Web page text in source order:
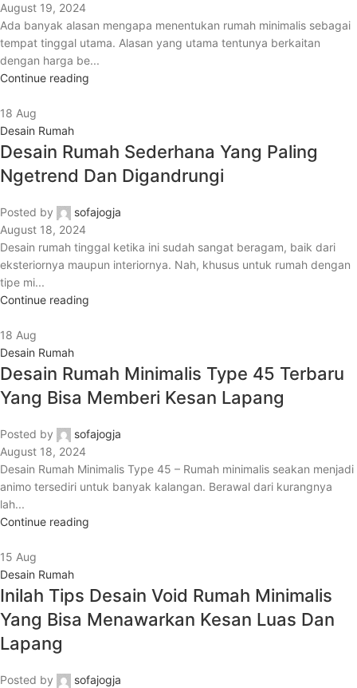
August 19, 2024
Ada banyak alasan mengapa menentukan rumah minimalis sebagai
tempat tinggal utama. Alasan yang utama tentunya berkaitan
dengan harga be...
Continue reading
18 Aug
Desain Rumah
Desain Rumah Sederhana Yang Paling
Ngetrend Dan Digandrungi
Posted by
sofajogja
August 18, 2024
Desain rumah tinggal ketika ini sudah sangat beragam, baik dari
eksteriornya maupun interiornya. Nah, khusus untuk rumah dengan
tipe mi...
Continue reading
18 Aug
Desain Rumah
Desain Rumah Minimalis Type 45 Terbaru
Yang Bisa Memberi Kesan Lapang
Posted by
sofajogja
August 18, 2024
Desain Rumah Minimalis Type 45 – Rumah minimalis seakan menjadi
animo tersediri untuk banyak kalangan. Berawal dari kurangnya
lah...
Continue reading
15 Aug
Desain Rumah
Inilah Tips Desain Void Rumah Minimalis
Yang Bisa Menawarkan Kesan Luas Dan
Lapang
Posted by
sofajogja